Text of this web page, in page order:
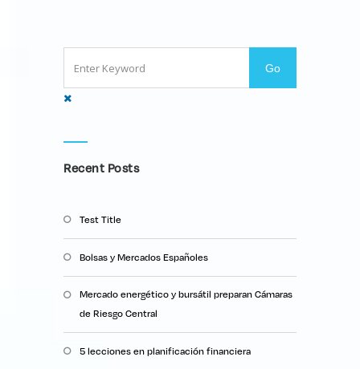
Recent Posts
Test Title
Bolsas y Mercados Españoles
Mercado energético y bursátil preparan Cámaras
de Riesgo Central
5 lecciones en planificación financiera